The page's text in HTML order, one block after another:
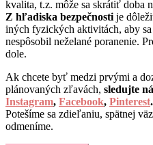
kvalita, t.z. môže sa skrátiť doba
Z hľadiska bezpečnosti je
iných fyzických aktivitách, aby
nespôsobil neželané poranenie.
dole.
Ak chcete byť medzi prvými a
plánovaných zľavách, sledujte
Instagram, Facebook, Pinterest.
Potešíme sa zdieľaniu, spätnej
odmeníme.